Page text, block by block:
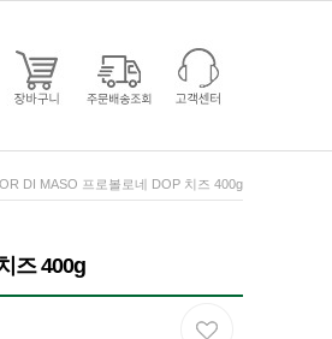
DI MASO 프로볼로네 DOP 치즈 400g
즈 400g